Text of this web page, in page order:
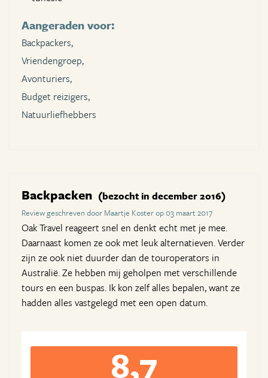
Aangeraden voor:
Backpackers,
Vriendengroep,
Avonturiers,
Budget reizigers,
Natuurliefhebbers
Backpacken (bezocht in december 2016)
Review geschreven door Maartje Koster op 03 maart 2017
Oak Travel reageert snel en denkt echt met je mee.
Daarnaast komen ze ook met leuk alternatieven. Verder
zijn ze ook niet duurder dan de touroperators in
Australië. Ze hebben mij geholpen met verschillende
tours en een buspas. Ik kon zelf alles bepalen, want ze
hadden alles vastgelegd met een open datum.
8,7